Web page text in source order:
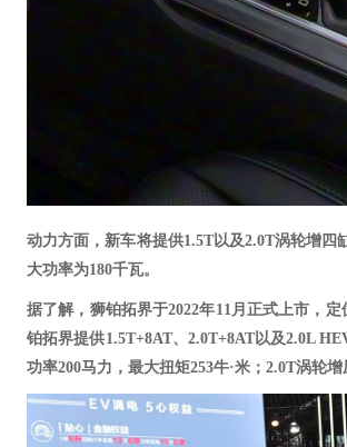
动力方面，新车将提供1.5T以及2.0T涡轮增四
大功率为180千瓦。
据了解，狮铂拓界于2022年11月正式上市，
铂拓界提供1.5T+8AT、2.0T+8AT以及2.0L
功率200马力，最大扭矩253牛·米；2.0T涡轮